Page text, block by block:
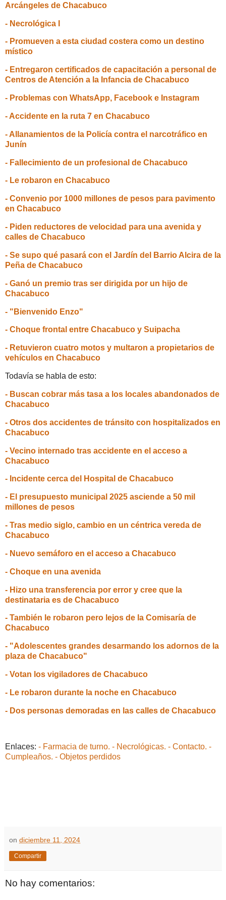
Arcángeles de Chacabuco
- Necrológica I
- Promueven a esta ciudad costera como un destino
místico
- Entregaron certificados de capacitación a personal de
Centros de Atención a la Infancia de Chacabuco
- Problemas con WhatsApp, Facebook e Instagram
- Accidente en la ruta 7 en Chacabuco
- Allanamientos de la Policía contra el narcotráfico en
Junín
- Fallecimiento de un profesional de Chacabuco
- Le robaron en Chacabuco
- Convenio por 1000 millones de pesos para pavimento
en Chacabuco
- Piden reductores de velocidad para una avenida y
calles de Chacabuco
- Se supo qué pasará con el Jardín del Barrio Alcira de la
Peña de Chacabuco
- Ganó un premio tras ser dirigida por un hijo de
Chacabuco
- "Bienvenido Enzo"
- Choque frontal entre Chacabuco y Suipacha
- Retuvieron cuatro motos y multaron a propietarios de
vehículos en Chacabuco
Todavía se habla de esto:
- Buscan cobrar más tasa a los locales abandonados de
Chacabuco
- Otros dos accidentes de tránsito con hospitalizados en
Chacabuco
- Vecino internado tras accidente en el acceso a
Chacabuco
- Incidente cerca del Hospital de Chacabuco
- El presupuesto municipal 2025 asciende a 50 mil
millones de pesos
- Tras medio siglo, cambio en un céntrica vereda de
Chacabuco
- Nuevo semáforo en el acceso a Chacabuco
- Choque en una avenida
- Hizo una transferencia por error y cree que la
destinataria es de Chacabuco
- También le robaron pero lejos de la Comisaría de
Chacabuco
- "Adolescentes grandes desarmando los adornos de la
plaza de Chacabuco"
- Votan los vigiladores de Chacabuco
- Le robaron durante la noche en Chacabuco
- Dos personas demoradas en las calles de Chacabuco
Enlaces: - Farmacia de turno. - Necrológicas. - Contacto. -
Cumpleaños. - Objetos perdidos
on diciembre 11, 2024
Compartir
No hay comentarios: